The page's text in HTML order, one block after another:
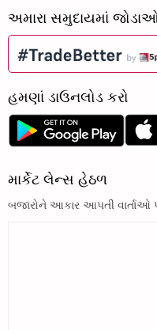
અમારા સમુદાયમાં
હમણાં ડાઉનલોડ કરો
માર્કેટ લેન્સ હેઠળ
બજારોને આકાર આપતી વાર્તાઓ